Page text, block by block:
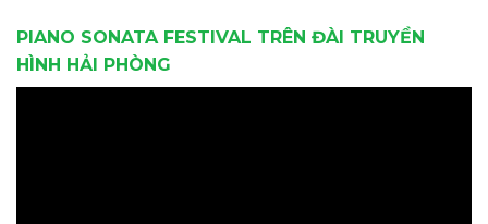
PIANO SONATA FESTIVAL TRÊN ĐÀI TRUYỀN
HÌNH HẢI PHÒNG